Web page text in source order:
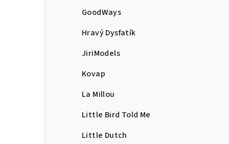
GoodWays
Hravý Dysfatík
JiriModels
Kovap
La Millou
Little Bird Told Me
Little Dutch